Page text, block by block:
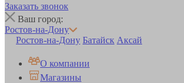
Заказать звонок
Ваш город:
Ростов-на-Дону
Ростов-на-Дону Батайск Аксай
О компании
Магазины